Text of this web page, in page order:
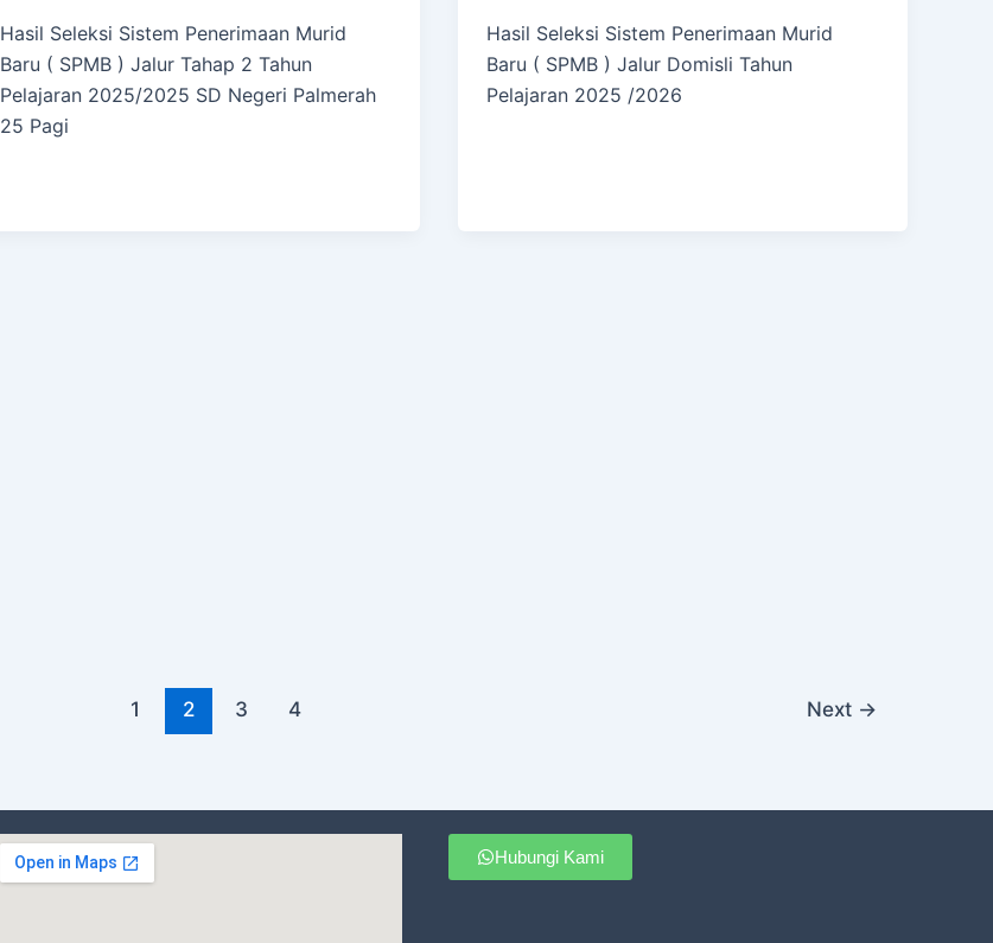
Hasil Seleksi Sistem Penerimaan Murid
Baru ( SPMB ) Jalur Tahap 2 Tahun
Pelajaran 2025/2025 SD Negeri Palmerah
25 Pagi
Hasil Seleksi Sistem Penerimaan Murid
Baru ( SPMB ) Jalur Domisli Tahun
Pelajaran 2025 /2026
1 2 3 4 Next →
Hubungi Kami